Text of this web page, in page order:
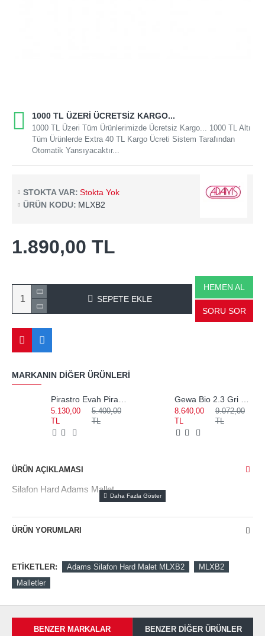
1000 TL ÜZERI ÜCRETSIZ KARGO...
1000 TL Üzeri Tüm Ürünlerimizde Ücretsiz Kargo... 1000 TL Altı
Tüm Ürünlerde Extra 40 TL Kargo Ücreti Sistem Tarafından
Otomatik Yansıyacaktır...
STOKTA VAR: Stokta Yok
ÜRÜN KODU: MLXB2
1.890,00 TL
SEPETE EKLE
HEMEN AL
SORU SOR
MARKANIN DIĞER ÜRÜNLERI
5.130,00
TL
5.400,00
TL
8.640,00
TL
9.072,00
TL
ÜRÜN AÇIKLAMASI
Silafon Hard Adams Mallet
ÜRÜN YORUMLARI
ETIKETLER: Adams Silafon Hard Malet MLXB2
MLXB2
Malletler
BENZER MARKALAR BENZER DIĞER ÜRÜNLER